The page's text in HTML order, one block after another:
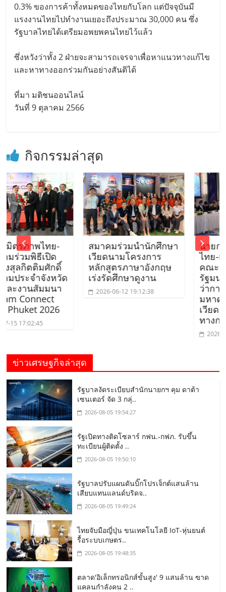
0.3% ของการค้าทั้งหมดของไทยกับโลก แต่ปัจจุบันมี
แรงงานไทยไปทำงานเยอะถึงประมาณ 30,000 คน ซึ่ง
รัฐบาลไทยได้เตรียมอพยพคนไทยไว้แล้ว
ซึ่งหวังว่าทั้ง 2 ฝ่ายจะสามารถเจรจาเพื่อหาแนวทางแก้ไข
และหาทางออกร่วมกันอย่างสันติได้
ที่มา มติชนออนไลน์
วันที่ 9 ตุลาคม 2566
กิจกรรมล่าสุด
ไทย-
ธีเปิด
มศักดิ์
ำจังหวัด
มมนา
2026
สมาคมร่วมนำนักศึกษา
เวียดนามโครงการ
หลักสูตรภาษาอังกฤษ
เร่งรัดศึกษาดูงาน
2026-06-12 19:12:38
นายกสมาคม
ไทย-เวียดนา
คณะติดตามน
รัฐมนตรีและ
ว่าการกระทร
มหาดไทยเยือน
เวียดนามอย่า
2026-06-10
ข่าวเศรษฐกิจล่าสุด
รัฐบาลงัดระเบียบสำนักนายกฯ คุม ดาต้า
เซนเตอร์ จัด 3 กลุ่..
2026-08-05 19:54:27
รัฐเปิดทางติดโซลาร์ กฟน.-กฟภ. รับขึ้น
ทะเบียนผู้ติดตั้ง ..
2026-08-05 19:50:10
รัฐบาลปรับแผนดันบิ๊กโปรเจ็กต์แสนล้าน
เสียบแทนแลนด์บริดจ..
2026-08-05 19:49:24
ไทยจับมือญี่ปุ่น ขนเทคโนโลยี IoT-หุ่นยนต์
รื้อระบบเกษตร..
2026-08-05 19:48:35
ตลาด'อิเล็กทรอนิกส์ขั้นสูง' 9 แสนล้าน ฃาด
แคลนกำลังคน 2 ..